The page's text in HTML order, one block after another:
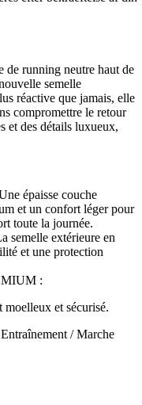
de running neutre haut de
semelle
réactive que jamais, elle
compromettre le retour
et des détails luxueux,
épaisse couche
et un confort léger pour
toute la journée.
extérieure en
et une protection
:
moelleux et sécurisé.
/ Marche